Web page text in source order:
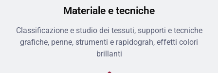
Materiale e tecniche
Classificazione e studio dei tessuti, supporti e tecniche
grafiche, penne, strumenti e rapidograh, effetti colori
brillanti